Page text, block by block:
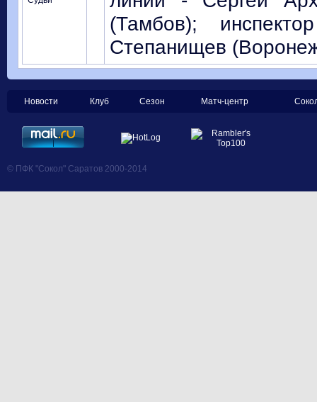
(Тамбов);
Степанищев
Новости Клуб Сезон Матч-центр
© ПФК "Сокол" Саратов 2000-2014